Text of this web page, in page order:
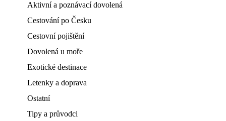
Aktivní a poznávací dovolená
Cestování po Česku
Cestovní pojištění
Dovolená u moře
Exotické destinace
Letenky a doprava
Ostatní
Tipy a průvodci